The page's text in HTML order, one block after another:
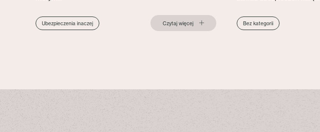
Ubezpieczenia inaczej Czytaj więcej Bez kategorii